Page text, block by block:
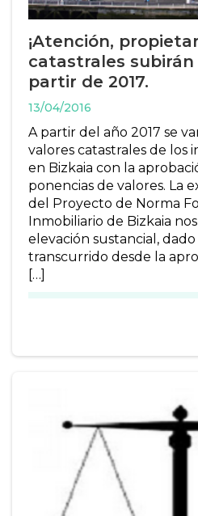
¡Atención,
catastrales subirán
partir de 2017.
13/04/2016
A partir del año 2017 se
valores catastrales de los
en Bizkaia con la
ponencias de valores. La
del Proyecto de Norma
Inmobiliario de Bizkaia
elevación sustancial,
transcurrido desde la
[…]